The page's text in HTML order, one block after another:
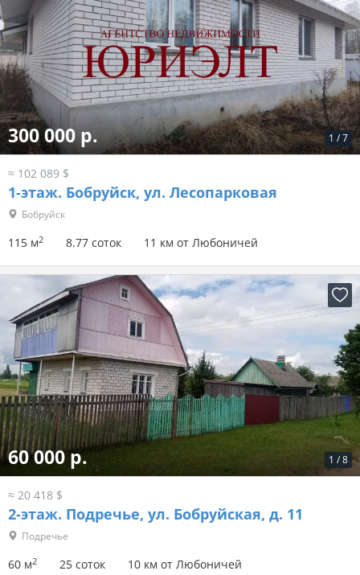
1 /7
300 000 р.
≈ 102 089 $
1-этаж. Бобруйск, ул. Лесопарковая
Бобруйск
115 м2 8.77 соток 11 км от Любоничей
1 /8
60 000 р.
≈ 20 418 $
2-этаж. Подречье, ул. Бобруйская, д. 11
Подречье
60 м2 25 соток 10 км от Любоничей